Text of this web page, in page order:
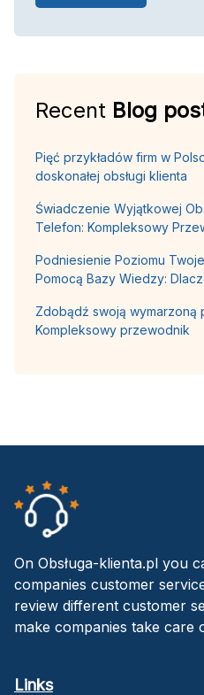
Recent Blog
Pięć przykładów firm w
doskonałej obsługi klienta
Świadczenie Wyjątkowej
Telefon: Kompleksowy
Podniesienie Poziomu
Pomocą Bazy Wiedzy:
Zdobądź swoją wymarzoną
Kompleksowy przewodnik
On Obsługa-klienta.pl you
companies customer
review different customer
make companies take care
Links